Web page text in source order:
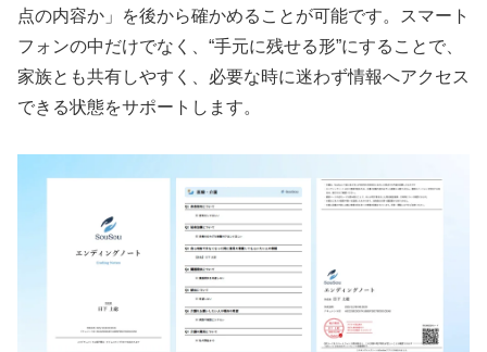
点の内容か」を後から確かめることが可能です。スマート
フォンの中だけでなく、“手元に残せる形”にすることで、
家族とも共有しやすく、必要な時に迷わず情報へアクセス
できる状態をサポートします。